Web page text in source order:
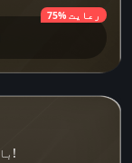
75% رعایت
باہر نکلو، پوکیمون دریافت کرو!